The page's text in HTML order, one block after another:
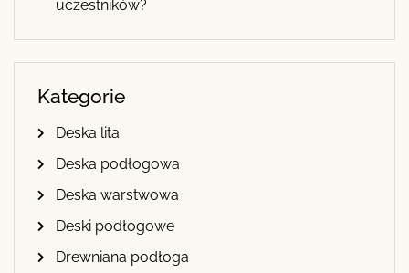
uczestników?
Kategorie
Deska lita
Deska podłogowa
Deska warstwowa
Deski podłogowe
Drewniana podłoga